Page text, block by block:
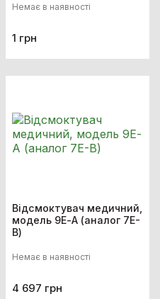
Немає в наявності
1 грн
Відсмоктувач медичний,
модель 9Е-А (аналог 7E-
B)
Немає в наявності
4 697 грн